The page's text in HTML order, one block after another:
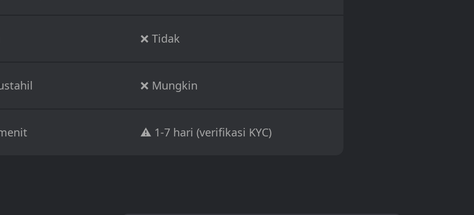
❌ Tidak
❌ Mungkin
⚠️ 1-7 hari (verifikasi KYC)